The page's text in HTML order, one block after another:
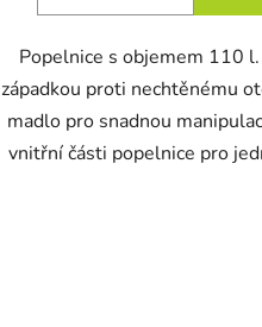
Popelnice s objemem 110
západkou proti nechtěnému
madlo pro snadnou
vnitřní části popelnice pro